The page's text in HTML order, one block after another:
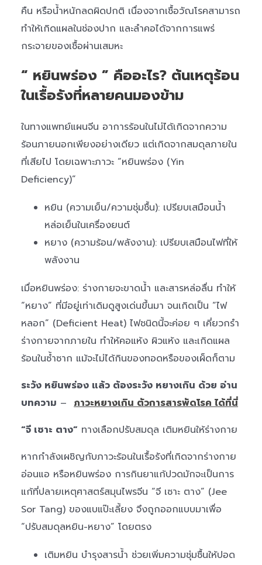
คืน หรือน้ำหนักลดผิดปกติ เนื่องจากเชื้อวัณโรคสามารถ
ทำให้เกิดแผลในช่องปาก และลำคอได้จากการแพร่
กระจายของเชื้อผ่านเสมหะ
“ หยินพร่อง ” คืออะไร? ต้นเหตุร้อน
ในเรื้อรังที่หลายคนมองข้าม
ในทางแพทย์แผนจีน อาการร้อนในไม่ได้เกิดจากความ
ร้อนภายนอกเพียงอย่างเดียว แต่เกิดจากสมดุลภายใน
ที่เสียไป โดยเฉพาะภาวะ “หยินพร่อง (Yin
Deficiency)”
หยิน (ความเย็น/ความชุ่มชื้น): เปรียบเสมือนน้ำ
หล่อเย็นในเครื่องยนต์
หยาง (ความร้อน/พลังงาน): เปรียบเสมือนไฟที่ให้
พลังงาน
เมื่อหยินพร่อง: ร่างกายจะขาดน้ำ และสารหล่อลื่น ทำให้
“หยาง” ที่มีอยู่เท่าเดิมดูสูงเด่นขึ้นมา จนเกิดเป็น “ไฟ
หลอก” (Deficient Heat) ไฟชนิดนี้จะค่อย ๆ เคี่ยวกรำ
ร่างกายจากภายใน ทำให้คอแห้ง ผิวแห้ง และเกิดแผล
ร้อนในซ้ำซาก แม้จะไม่ได้กินของทอดหรือของเผ็ดก็ตาม
ระวัง หยินพร่อง แล้ว ต้องระวัง หยางเกิน ด้วย อ่าน
บทความ –ภาวะหยางเกิน ตัวการสารพัดโรค ได้ที่นี่
“จี เซาะ ตาง” ทางเลือกปรับสมดุล เติมหยินให้ร่างกาย
หากกำลังเผชิญกับภาวะร้อนในเรื้อรังที่เกิดจากร่างกาย
อ่อนแอ หรือหยินพร่อง การกินยาแก้ปวดมักจะเป็นการ
แก้ที่ปลายเหตุศาสตร์สมุนไพรจีน “จี เซาะ ตาง” (Jee
Sor Tang) ของแบแป๊ะเลี้ยง จึงถูกออกแบบมาเพื่อ
“ปรับสมดุลหยิน-หยาง” โดยตรง
เติมหยิน บำรุงสารน้ำ ช่วยเพิ่มความชุ่มชื้นให้ปอด